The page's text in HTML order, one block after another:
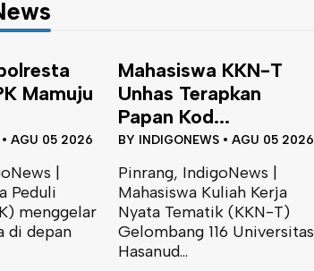
T
• AGU 05 2026
|
Kerja
(KKN-T)
Universitas
Satu DPO
Pengeroyokan SPBU
Tapalang Dita...
BY INDIGONEWS • AGU 05 2026
Mamuju, IndigoNews |
Polresta Mamuju
menggelar konferensi pers
terkait keberhasilan
penangkapan sala...